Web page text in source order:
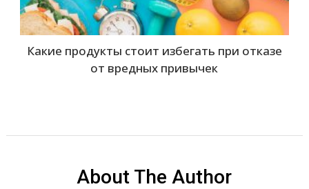
Какие продукты стоит избегать при отказе
от вредных привычек
About The Author